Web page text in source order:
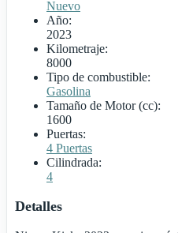
Nuevo
Año:
2023
Kilometraje:
8000
Tipo de combustible:
Gasolina
Tamaño de Motor (cc):
1600
Puertas:
4 Puertas
Cilindrada:
4
Detalles